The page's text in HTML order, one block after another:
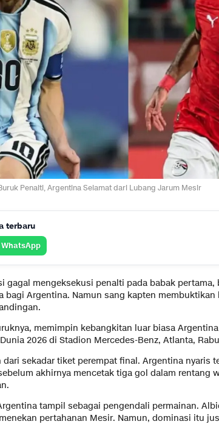
Penalti, Argentina Selamat dari Lubang Jarum Mesir
terbaru
gagal mengeksekusi penalti pada babak pertama,
bagi Argentina. Namun sang kapten
memimpin kebangkitan luar biasa
2026 di Stadion Mercedes-Benz, Atlanta,
dari sekadar tiket perempat final. Argentina nyaris
akhirnya mencetak tiga gol dalam rentang
tampil sebagai pengendali permainan.
pertahanan Mesir. Namun, dominasi itu